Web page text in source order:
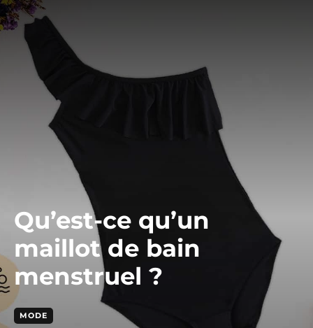
Qu’est-ce qu’un
maillot de bain
menstruel ?
MODE